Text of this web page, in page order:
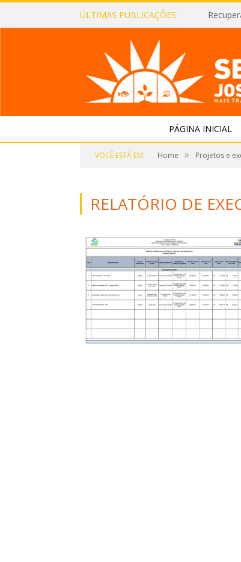
ÚLTIMAS PUBLICAÇÕES:
PÁGINA INICIAL
VOCÊ ESTÁ EM: Home » Projetos e
RELATÓRIO DE